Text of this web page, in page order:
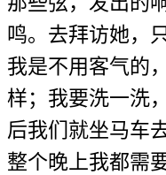
鸣。去拜访她，
我是不用客气的
样；我要洗一洗
后我们就坐马车
整个晚上我都需